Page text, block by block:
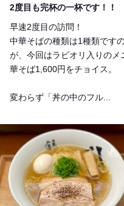
2度目も完杯の一杯です！！
早速2度目の訪問！
中華そばの種類は1種類です
が、今回はラビオリ入りの
華そば1,600円をチョイス。
変わらず「丼の中のフル...